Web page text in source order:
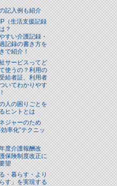
記入例も紹介
（生活支援記録
？
すい介護記録・
記録の書き方を
で紹介！
サービスってど
使うの？利用の
給者証、利用者
いてわかりやす
人の困りごとを
ヒントとは
ジャーのため
率化”テクニッ
度介護報酬改
保険制度改正に
望
・暮らす・より
す」を実現する